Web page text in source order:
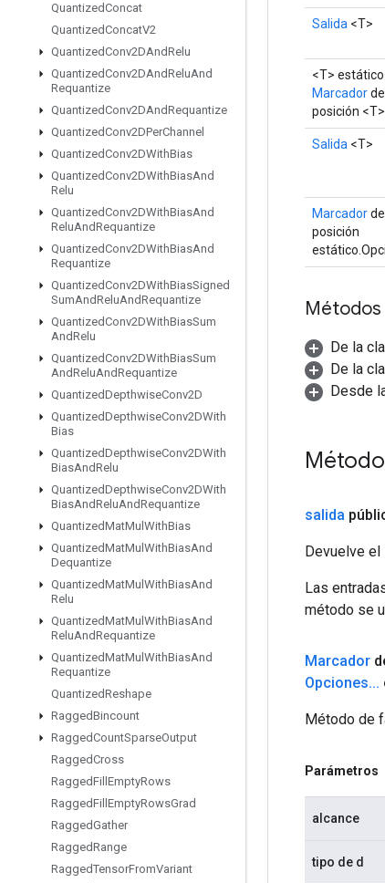
QuantizedConcat
QuantizedConcatV2
QuantizedConv2DAndRelu
QuantizedConv2DAndReluAnd
Requantize
QuantizedConv2DAndRequantize
QuantizedConv2DPerChannel
QuantizedConv2DWithBias
QuantizedConv2DWithBiasAnd
Relu
QuantizedConv2DWithBiasAnd
ReluAndRequantize
QuantizedConv2DWithBiasAnd
Requantize
QuantizedConv2DWithBiasSigned
SumAndReluAndRequantize
QuantizedConv2DWithBiasSum
AndRelu
QuantizedConv2DWithBiasSum
AndReluAndRequantize
QuantizedDepthwiseConv2D
QuantizedDepthwiseConv2DWith
Bias
QuantizedDepthwiseConv2DWith
BiasAndRelu
QuantizedDepthwiseConv2DWith
BiasAndReluAndRequantize
QuantizedMatMul WithBias
QuantizedMatMul WithBiasAnd
Dequantize
QuantizedMatMul WithBiasAnd
Relu
QuantizedMatMul WithBiasAnd
ReluAndRequantize
QuantizedMatMul WithBiasAnd
Requantize
QuantizedReshape
RaggedBincount
RaggedCountSparseOutput
RaggedCross
RaggedFill EmptyRows
RaggedFill EmptyRowsGrad
RaggedGather
RaggedRange
RaggedTensorFromVariant
Salida <T>
<T> estático
Marcadorde
posición <T>
Salida <T>
Marcadorde
posición
De la
De la
Desde
salida
Devuelve
Las
método se
Marcador
Opciones...
Método de
Parámetros
alcance
tipo de d